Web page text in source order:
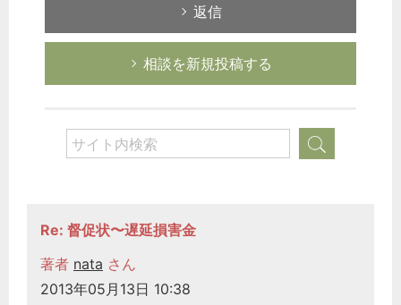
返信
相談を新規投稿する
Re: 督促状〜遅延損害金
著者 nata さん
2013年05月13日 10:38